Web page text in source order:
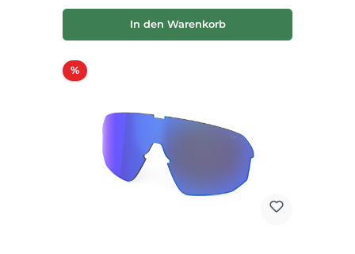
In den Warenkorb
%Rabatt